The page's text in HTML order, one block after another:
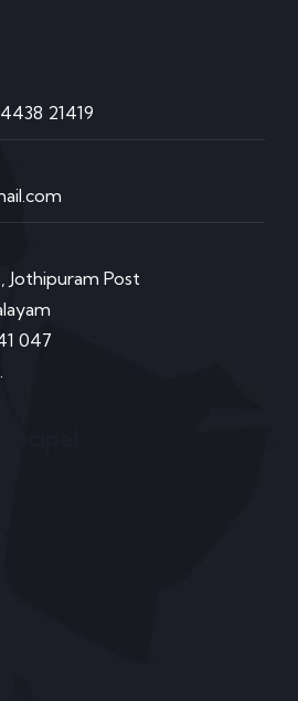
21419
Jothipuram Post
047